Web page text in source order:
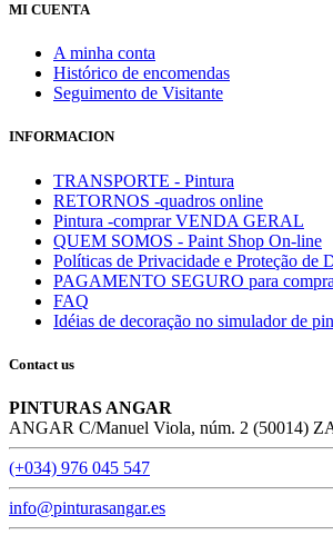
MI CUENTA
A minha conta
Histórico de encomendas
Seguimento de Visitante
INFORMACION
TRANSPORTE - Pintura
RETORNOS -quadros online
Pintura -comprar VENDA GERAL
QUEM SOMOS - Paint Shop On-line
Políticas de Privacidade e Proteção de
PAGAMENTO SEGURO para
FAQ
Idéias de decoração no simulador de
Contact us
PINTURAS ANGAR
ANGAR C/Manuel Viola, núm. 2 (50014)
(+034) 976 045 547
info@pinturasangar.es